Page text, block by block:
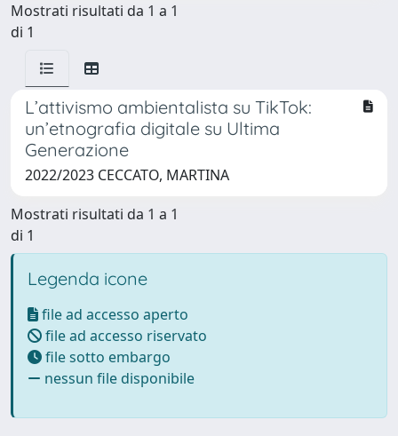
Mostrati risultati da 1 a 1
di 1
L’attivismo ambientalista su TikTok:
un’etnografia digitale su Ultima
Generazione
2022/2023 CECCATO, MARTINA
Mostrati risultati da 1 a 1
di 1
Legenda icone
file ad accesso aperto
file ad accesso riservato
file sotto embargo
nessun file disponibile